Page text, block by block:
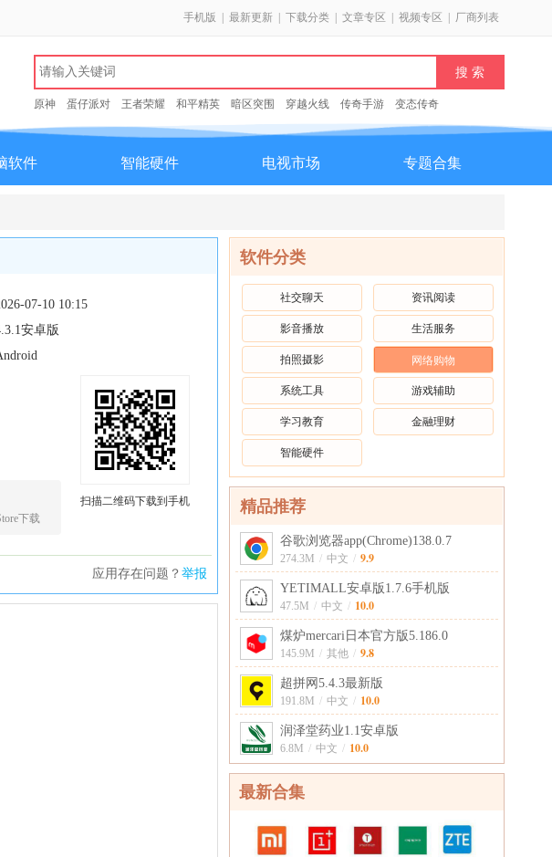
手机版 最新更新 下载分类 文章专区 视频专区 厂商列表
原神 蛋仔派对 王者荣耀 和平精英 暗区突围 穿越火线 传奇手游 变态传奇
软件 智能硬件 电视市场 专题合集
07-10 10:15
安卓版
下载
应用存在问题？ 举报
扫描二维码下载到手机
软件分类
社交聊天 资讯阅读
影音播放 生活服务
拍照摄影 网络购物
系统工具 游戏辅助
学习教育 金融理财
智能硬件
精品推荐
谷歌浏览器app(Chrome)138.0.7
274.3M / 中文 / 9.9
YETIMALL安卓版1.7.6手机版
47.5M / 中文 / 10.0
煤炉mercari日本官方版5.186.0
145.9M / 其他 / 9.8
超拼网5.4.3最新版
191.8M / 中文 / 10.0
润泽堂药业1.1安卓版
6.8M / 中文 / 10.0
最新合集